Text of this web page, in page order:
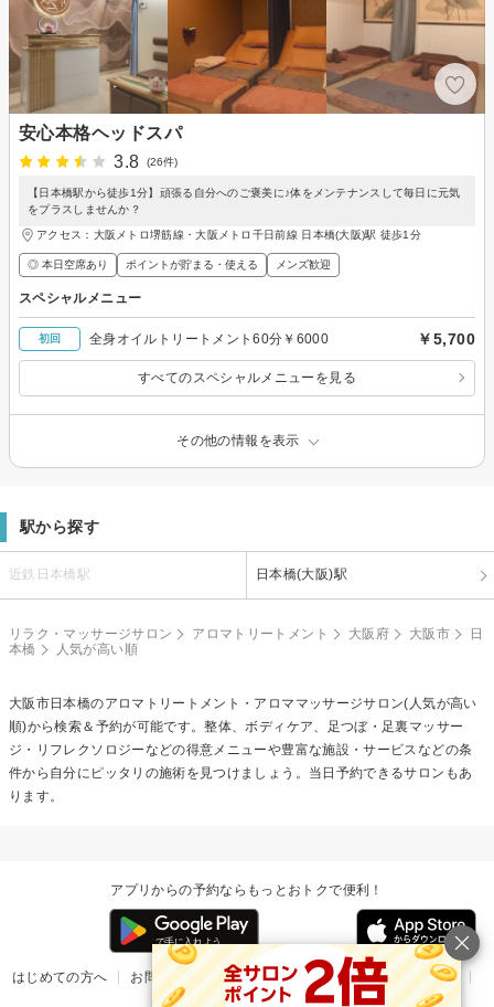
安心本格ヘッドスパ
3.8
(26件)
【日本橋駅から徒歩1分】頑張る自分へのご褒美に♪体をメンテナンスして毎日に元気
をプラスしませんか？
アクセス：大阪メトロ堺筋線・大阪メトロ千日前線 日本橋(大阪)駅 徒歩1分
◎ 本日空席あり ポイントが貯まる・使える メンズ歓迎
スペシャルメニュー
初回 全身オイルトリートメント60分￥6000 ￥5,700
すべてのスペシャルメニューを見る
その他の情報を表示
駅から探す
近鉄日本橋駅 日本橋(大阪)駅
リラク・マッサージサロン アロマトリートメント 大阪府 大阪市
日
本橋
人気が高い順
大阪市日本橋のアロマトリートメント・アロママッサージサロン(人気が高い
順)から検索＆予約が可能です。整体、ボディケア、足つぼ・足裏マッサー
ジ・リフレクソロジーなどの得意メニューや豊富な施設・サービスなどの条
件から自分にピッタリの施術を見つけましょう。当日予約できるサロンもあ
ります。
アプリからの予約ならもっとおトクで便利！
はじめての方へ お問い合わせ ヘルプ リリース情報
利用規約
掲載ご希望のサロン様